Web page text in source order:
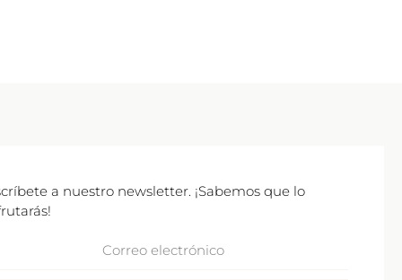
a nuestro newsletter. ¡Sabemos que lo